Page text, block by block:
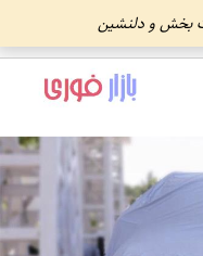
بخش و دلنشین